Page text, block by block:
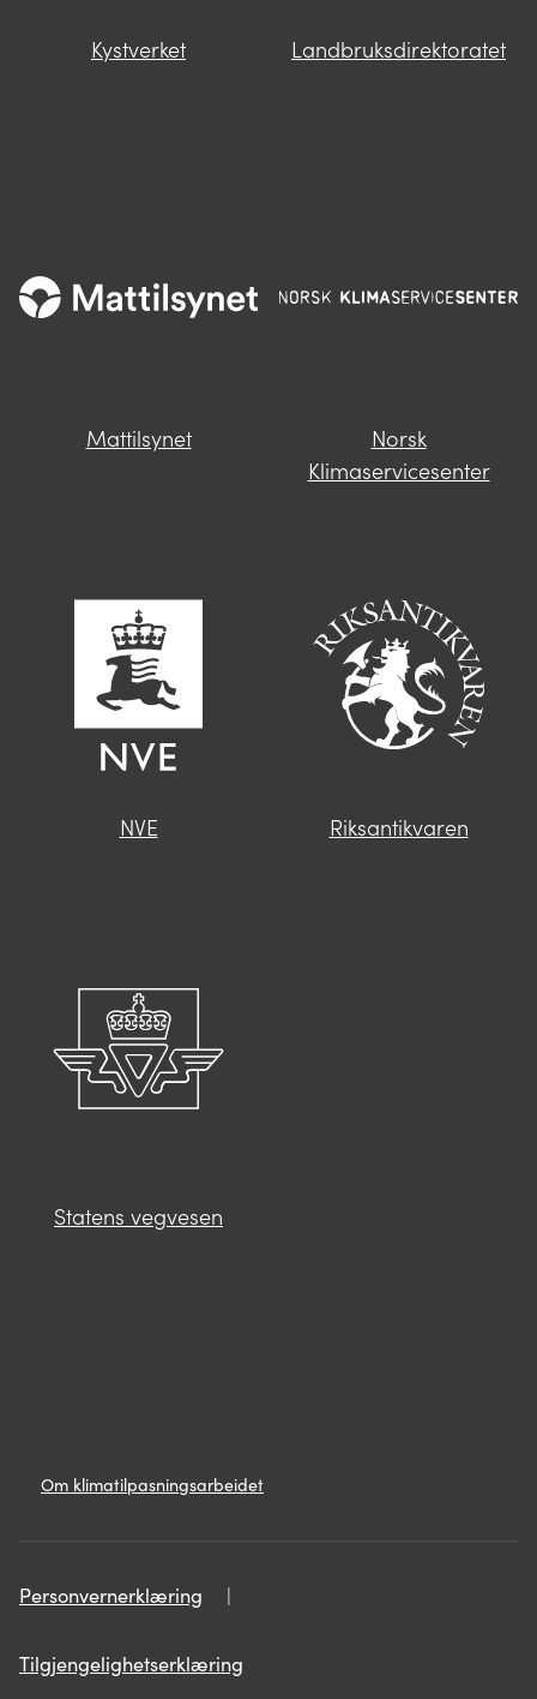
Kystverket Landbruksdirektoratet
Mattilsynet
Norsk
Klimaservicesenter
NVE Riksantikvaren
Statens vegvesen
Lenker
Om
Om klimatilpasningsarbeidet
Personvern
Personvernerklæring
Personvernerklæring
Tilgjengelighetserklæring
Tilgjengelighetserklæring